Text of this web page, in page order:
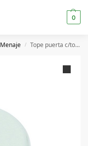
0
Menaje / Tope puerta c/tornillo invisible blanco